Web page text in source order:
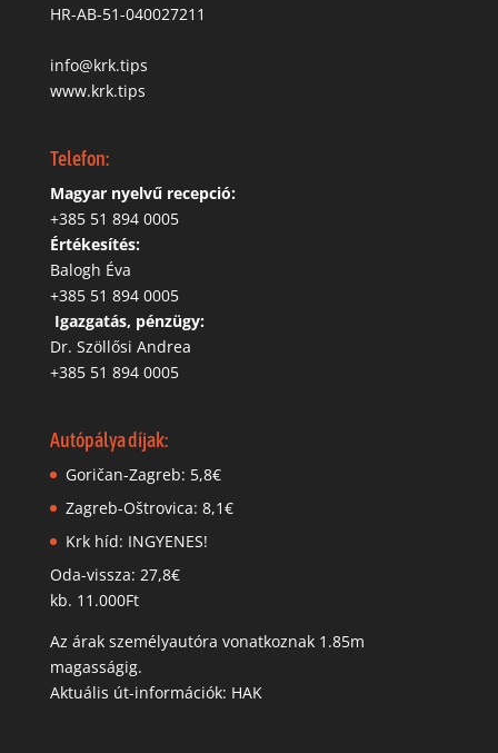
HR-AB-51-040027211
info@krk.tips
www.krk.tips
Telefon:
Magyar nyelvű recepció:
‭+385 51 894 0005
Értékesítés:
Balogh Éva
+385 51 894 0005
Igazgatás, pénzügy:
Dr. Szöllősi Andrea
+385 51 894 0005
Autópálya díjak:
Goričan-Zagreb: 5,8€
Zagreb-Oštrovica: 8,1€
Krk híd: INGYENES!
Oda-vissza: 27,8€
kb. 11.000Ft
Az árak személyautóra vonatkoznak 1.85m
magasságig.
Aktuális út-információk: HAK